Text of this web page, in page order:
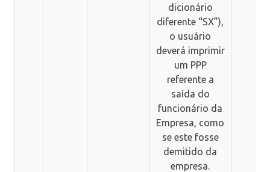
dicionário
diferente “SX”),
o usuário
deverá imprimir
um PPP
referente a
saída do
funcionário da
Empresa, como
se este fosse
demitido da
empresa.